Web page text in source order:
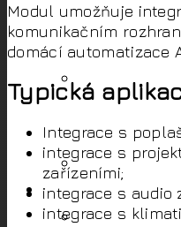
Mobilní aplikace
Ovládání
Návrhář
Produkty
Návrhář
Modul umožňuje
komunikačním
domácí automatizace
Typická
Integrace s
integrace s
zařízeními;
integrace s audio
integrace s